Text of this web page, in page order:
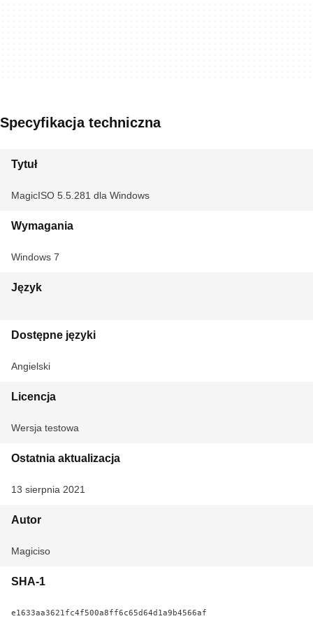
Specyfikacja techniczna
Tytuł
MagicISO 5.5.281 dla Windows
Wymagania
Windows 7
Język
Dostępne języki
Angielski
Licencja
Wersja testowa
Ostatnia aktualizacja
13 sierpnia 2021
Autor
Magiciso
SHA-1
e1633aa3621fc4f500a8ff6c65d64d1a9b4566af